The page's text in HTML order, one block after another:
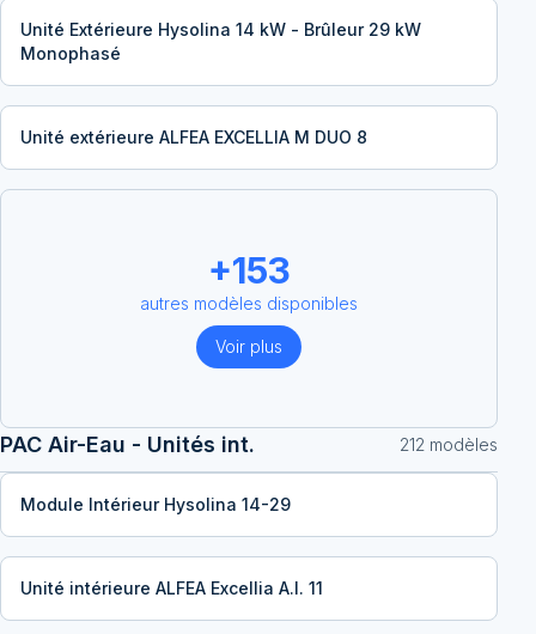
Unité Extérieure Hysolina 14 kW - Brûleur 29 kW
Monophasé
Unité extérieure ALFEA EXCELLIA M DUO 8
+153
autres modèles disponibles
Voir plus
PAC Air-Eau - Unités int. 212 modèles
Module Intérieur Hysolina 14-29
Unité intérieure ALFEA Excellia A.I. 11